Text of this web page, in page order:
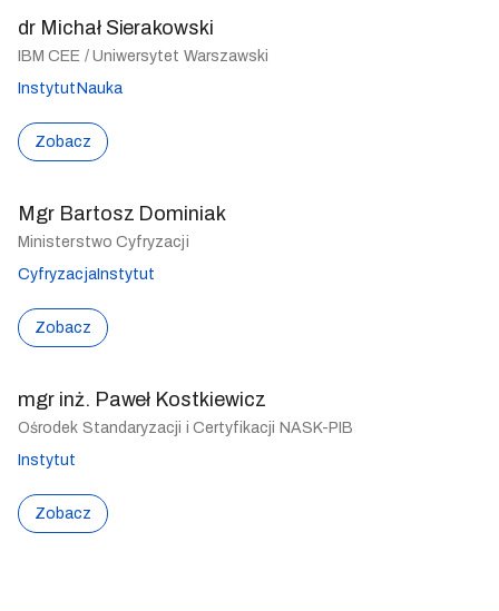
dr Michał Sierakowski
IBM CEE / Uniwersytet Warszawski
Instytut Nauka
Zobacz
Mgr Bartosz Dominiak
Ministerstwo Cyfryzacji
CyfryzacjaInstytut
Zobacz
mgr inż. Paweł Kostkiewicz
Ośrodek Standaryzacji i Certyfikacji NASK-PIB
Instytut
Zobacz